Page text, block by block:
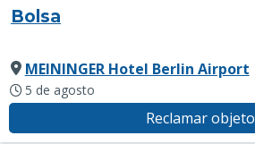
Bolsa
MEININGER Hotel Berlin Airport
5 de agosto
Reclamar objeto